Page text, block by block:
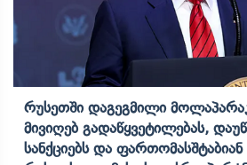
Რუსეთში Დაგეგმილი
Მივიღებ Გადაწყვეტილებას,
Სანქციებს Და